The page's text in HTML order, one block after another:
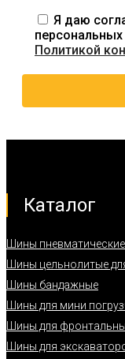
Я даю
Политикой
Каталог
Шины
Шины цельнолитые
Шины бандажные
Шины для мини
Шины для
Шины для